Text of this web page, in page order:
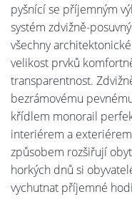
pyšnící se příjemným
systém zdvižně-
všechny
velikost prvků
transparentnost.
bezrámovému
křídlem monorail
interiérem a
způsobem rozšiřují
horkých dnů si
vychutnat příjemné